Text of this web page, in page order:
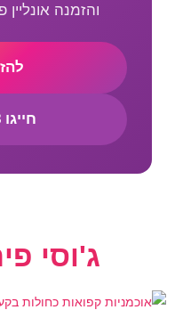
והזמנה אונליין פתוחה 24
חייגו 055-6868848
ג'וסי